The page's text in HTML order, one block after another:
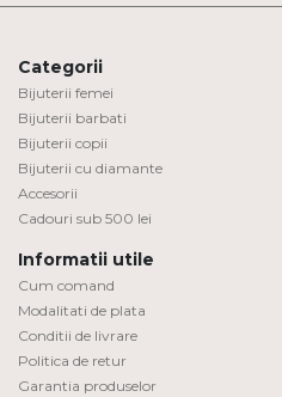
Categorii
Bijuterii femei
Bijuterii barbati
Bijuterii copii
Bijuterii cu diamante
Accesorii
Cadouri sub 500 lei
Informatii utile
Cum comand
Modalitati de plata
Conditii de livrare
Politica de retur
Garantia produselor